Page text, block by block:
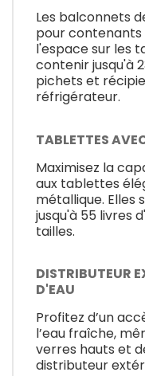
Les balconnets
pour
l'espace sur les
contenir jusqu'à
pichets et
réfrigérateur.
TABLETTES
Maximisez la
aux tablettes
métallique. Elles
jusqu'à 55 livres
tailles.
DISTRIBUTEUR
D'EAU
Profitez d’un
l’eau fraîche,
verres hauts et
distributeur